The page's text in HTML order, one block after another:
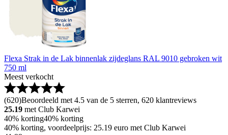
Flexa Strak in de Lak binnenlak zijdeglans RAL 9010 gebroken wit
750 ml
Meest verkocht
(620)Beoordeeld met 4.5 van de 5 sterren, 620 klantreviews
25.19 met Club Karwei
40% korting40% korting
40% korting, voordeelprijs: 25.19 euro met Club Karwei